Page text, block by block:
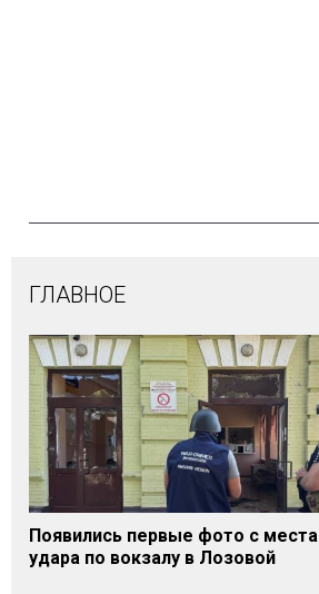
ГЛАВНОЕ
Появились первые фото с места
удара по вокзалу в Лозовой